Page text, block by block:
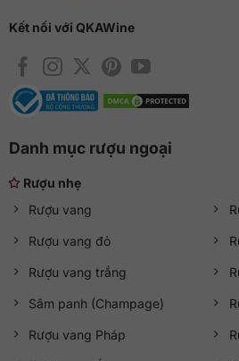
Kết nối với QKAWine
Danh mục rượu ngoại
Rượu nhẹ
Rượu vang
Rượu vang đỏ
Rượu vang trắng
Sâm panh (Champage)
Rượu vang Pháp